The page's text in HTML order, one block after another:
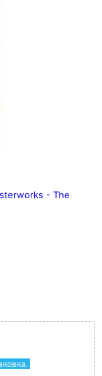
- The